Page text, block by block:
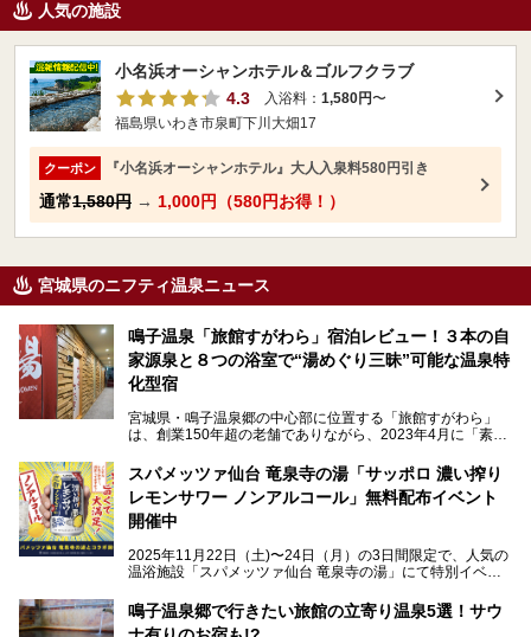
人気の施設
小名浜オーシャンホテル＆ゴルフクラブ
4.3
入浴料： 1,580円〜
福島県いわき市泉町下川大畑17
クーポン 『小名浜オーシャンホテル』大人入泉料580円引き
通常1,580円 → 1,000円（580円お得！）
宮城県のニフティ温泉ニュース
鳴子温泉「旅館すがわら」宿泊レビュー！３本の自
家源泉と８つの浴室で“湯めぐり三昧”可能な温泉特
化型宿
宮城県・鳴子温泉郷の中心部に位置する「旅館すがわら」
は、創業150年超の老舗でありながら、2023年4月に「素泊
を利用したサウナも新設され、温泉ファン・サウナ―双方に
注目のスポットです。
特筆すべきは、館内で完結する圧倒的な「湯めぐり」のバリ
エーション。“温泉のデパート”・“東の横綱”と称される鳴子
温泉郷の中でも、3本の異なる自家源泉を使い分けるその実
力は折り紙付き。実際に宿泊した筆者が、“温泉”を中心にそ
の全貌を詳細レビューします！
スパメッツァ仙台 竜泉寺の湯「サッポロ 濃い搾り
レモンサワー ノンアルコール」無料配布イベント
開催中
2025年11月22日（土)〜24日（月）の3日間限定で、人気の
温浴施設「スパメッツァ仙台 竜泉寺の湯」にて特別イベン
「サッポロ 濃い搾りレモンサワー ノンアルコール」を無料
配布します。さらにSNS投稿で「サッポロ 濃い搾りグレフ
鳴子温泉郷で行きたい旅館の立寄り温泉5選！サウ